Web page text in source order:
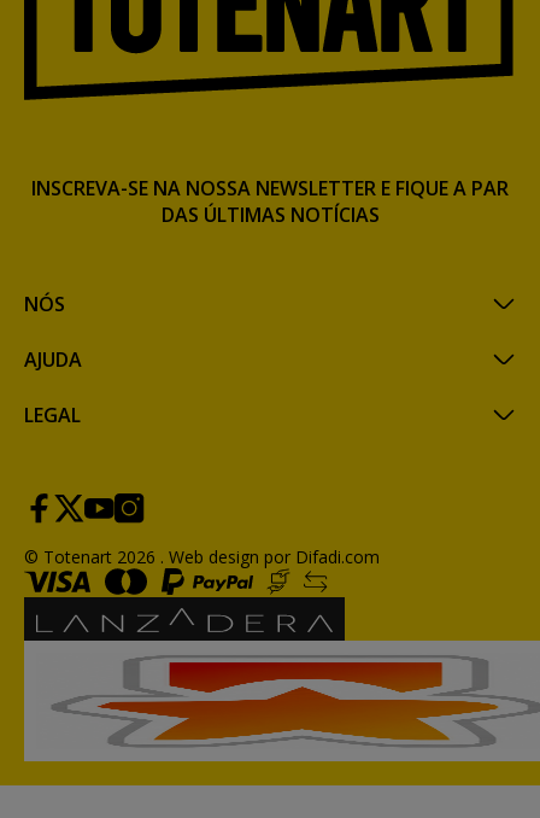
NÓS
AJUDA
LEGAL
INSCREVA-SE NA NOSSA NEWSLETTER E FIQUE A PAR
DAS ÚLTIMAS NOTÍCIAS
© Totenart 2026 . Web design por Difadi.com